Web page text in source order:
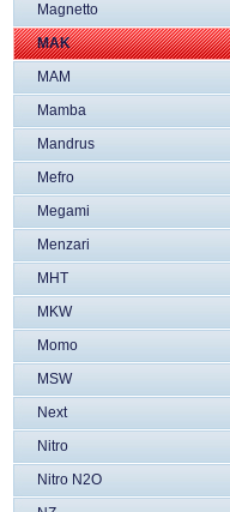
Magnetto
MAK
MAM
Mamba
Mandrus
Mefro
Megami
Menzari
MHT
MKW
Momo
MSW
Next
Nitro
Nitro N2O